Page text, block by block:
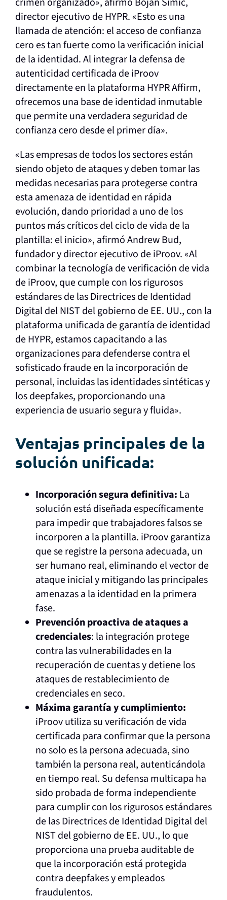
director ejecutivo de HYPR. «Esto es una
llamada de atención: el acceso de confianza
cero es tan fuerte como la verificación inicial
de la identidad. Al integrar la defensa de
autenticidad certificada de iProov
directamente en la plataforma HYPR Affirm,
ofrecemos una base de identidad inmutable
que permite una verdadera seguridad de
confianza cero desde el primer día».
«Las empresas de todos los sectores están
siendo objeto de ataques y deben tomar las
medidas necesarias para protegerse contra
esta amenaza de identidad en rápida
evolución, dando prioridad a uno de los
puntos más críticos del ciclo de vida de la
plantilla: el inicio», afirmó Andrew Bud,
fundador y director ejecutivo de iProov. «Al
combinar la tecnología de verificación de vida
de iProov, que cumple con los rigurosos
estándares de las Directrices de Identidad
Digital del NIST del gobierno de EE. UU., con la
plataforma unificada de garantía de identidad
de HYPR, estamos capacitando a las
organizaciones para defenderse contra el
sofisticado fraude en la incorporación de
personal, incluidas las identidades sintéticas y
los deepfakes, proporcionando una
experiencia de usuario segura y fluida».
Ventajas principales de la
solución unificada:
Incorporación segura definitiva: La
solución está diseñada específicamente
para impedir que trabajadores falsos se
incorporen a la plantilla. iProov garantiza
que se registre la persona adecuada, un
ser humano real, eliminando el vector de
ataque inicial y mitigando las principales
amenazas a la identidad en la primera
fase.
Prevención proactiva de ataques a
credenciales: la integración protege
contra las vulnerabilidades en la
recuperación de cuentas y detiene los
ataques de restablecimiento de
credenciales en seco.
Máxima garantía y cumplimiento:
iProov utiliza su verificación de vida
certificada para confirmar que la persona
no solo es la persona adecuada, sino
también la persona real, autenticándola
en tiempo real. Su defensa multicapa ha
sido probada de forma independiente
para cumplir con los rigurosos estándares
de las Directrices de Identidad Digital del
NIST del gobierno de EE. UU., lo que
proporciona una prueba auditable de
que la incorporación está protegida
contra deepfakes y empleados
fraudulentos.